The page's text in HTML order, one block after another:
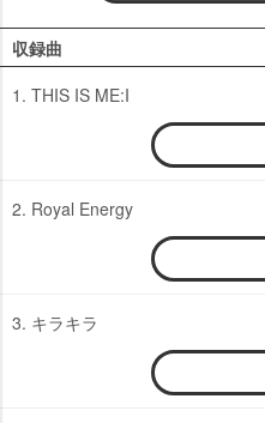
収録曲
1. THIS IS ME:I
2. Royal Energy
3. キラキラ